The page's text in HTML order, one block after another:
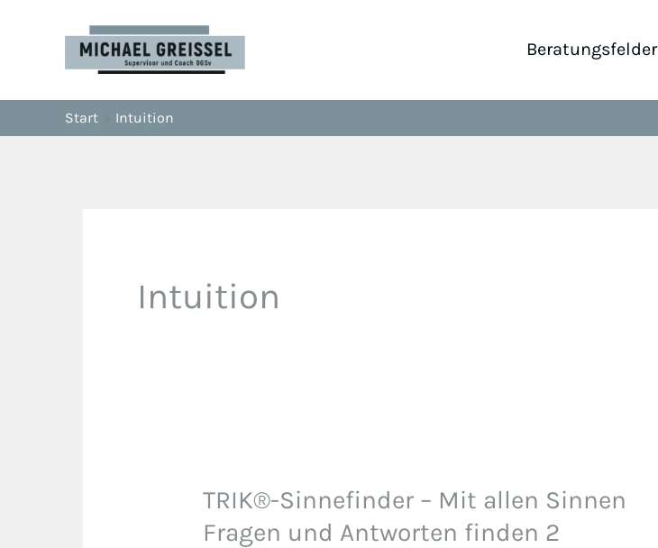
Beratungsfelder
Start Intuition
Intuition
TRIK®-Sinnefinder – Mit allen Sinnen
Fragen und Antworten finden 2
TRIK®-
Sinnefinder